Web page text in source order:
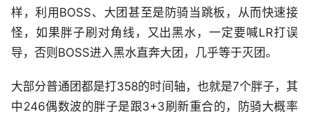
样，利用BOSS、大团甚至是防骑当跳板，从而快速接
怪，如果胖子刷对角线，又出黑水，一定要喊LR打误
导，否则BOSS进入黑水直奔大团，几乎等于灭团。
大部分普通团都是打358的时间轴，也就是7个胖子，其
中246偶数波的胖子是跟3+3刷新重合的，防骑大概率